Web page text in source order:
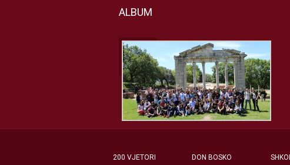
ALBUM
200 VJETORI DON BOSKO